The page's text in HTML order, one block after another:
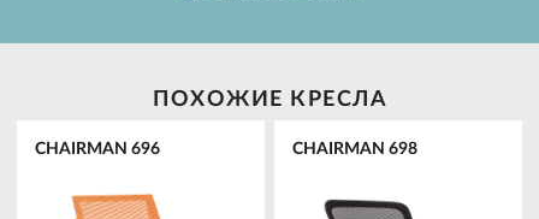
ПОХОЖИЕ КРЕСЛА
CHAIRMAN 696 CHAIRMAN 698